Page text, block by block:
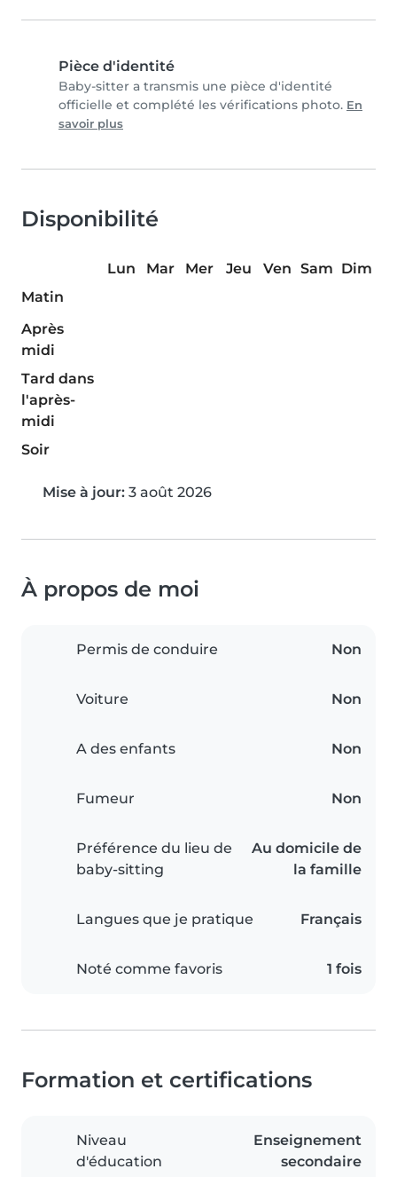
Pièce d'identité
Baby-sitter a transmis une pièce d'identité
officielle et complété les vérifications photo. En
savoir plus
Disponibilité
Lun Mar Mer Jeu Ven Sam Dim
Matin
Après
midi
Tard dans
l'après-
midi
Soir
Mise à jour: 3 août 2026
À propos de moi
Permis de conduire Non
Voiture Non
A des enfants Non
Fumeur Non
Préférence du lieu de
baby-sitting
Au domicile de
la famille
Langues que je pratique Français
Noté comme favoris 1 fois
Formation et certifications
Niveau
d'éducation
Enseignement
secondaire